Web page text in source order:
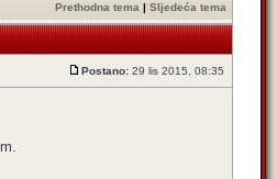
Prethodna tema | Sljedeća tema
Postano: 29 lis 2015, 08:35